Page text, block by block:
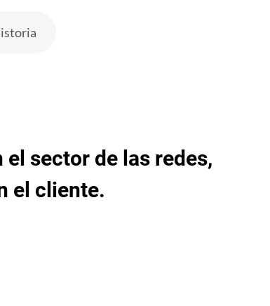
sector de las redes,
el cliente.